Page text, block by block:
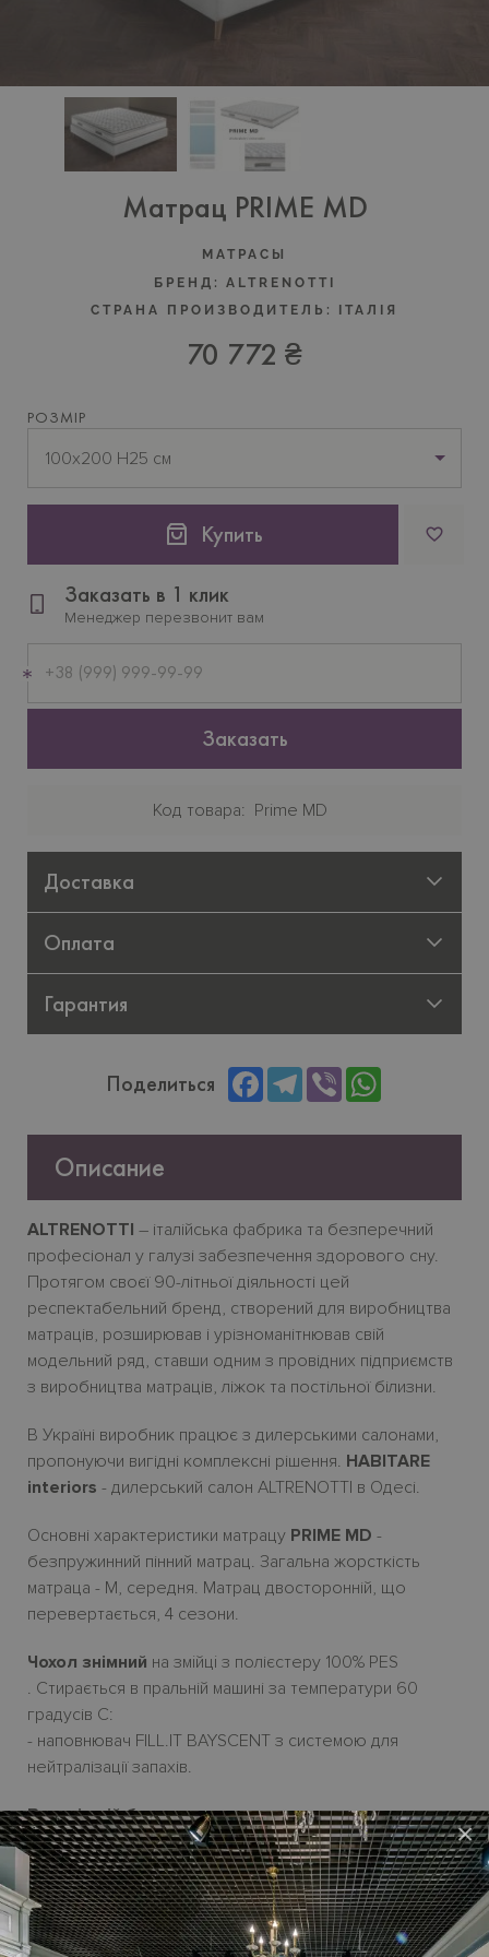
×
Матрац PRIME MD
МАТРАСЫ
БРЕНД:
ALTRENOTTI
СТРАНА ПРОИЗВОДИТЕЛЬ:
ІТАЛІЯ
70 772 ₴
РОЗМІР
100x200 H25 см
Купить
Заказать в 1 клик
Менеджер перезвонит вам
телефон
Заказать
Код товара Prime MD
Доставка
Оплата
Гарантия
Поделиться FacebookTelegram
Viber
Описание
ALTRENOTTI – італійська фабрика та безперечний
професіонал у галузі забезпечення здорового сну.
Протягом своєї 90-літньої діяльності цей
респектабельний бренд, створений для виробництва
матраців, розширював і урізноманітнював свій
модельний ряд, ставши одним з провідних підприємств
з виробництва матраців, ліжок та постільної білизни.
В Україні виробник працює з дилерськими салонами,
пропонуючи вигідні комплексні рішення. HABITARE
interiors - дилерський салон ALTRENOTTI в Одесі.
Основні характеристики матрацу PRIME MD -
безпружинний пінний матрац. Загальна жорсткість
матраца - M, середня. Матрац двосторонній, що
перевертається, 4 сезони.
Чохол знімний на змiйцi з полієстеру 100% PES
. Стирається в пральній машині за температури 60
градусів С:
- наповнювач FILL.IT BAYSCENT з системою для
нейтралізації запахів.
Внутрішній блок:
- активна інноваційна піна AIR SYSTEM щільність 3,7 kpa,
- шар пам'яті MEMORY 2,2 kpa.